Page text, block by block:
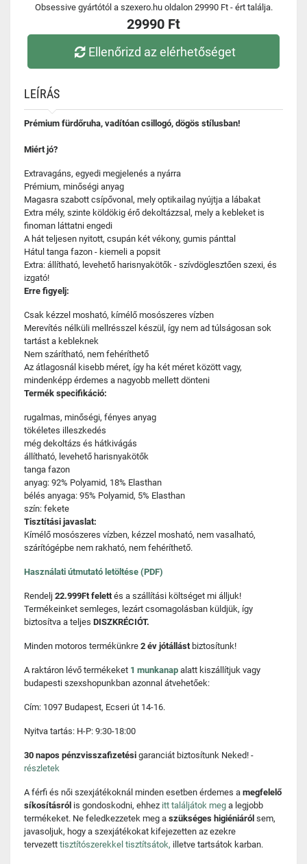
Obsessive gyártótól a szexero.hu oldalon 29990 Ft - ért találja.
29990 Ft
Ellenőrizd az elérhetőséget
LEÍRÁS
Prémium fürdőruha, vadítóan csillogó, dögös stílusban!
Miért jó?
Extravagáns, egyedi megjelenés a nyárra
Prémium, minőségi anyag
Magasra szabott csípővonal, mely optikailag nyújtja a lábakat
Extra mély, szinte köldökig érő dekoltázzsal, mely a kebleket is
finoman láttatni engedi
A hát teljesen nyitott, csupán két vékony, gumis pánttal
Hátul tanga fazon - kiemeli a popsit
Extra: állítható, levehető harisnyakötők - szívdöglesztően szexi, és
izgató!
Erre figyelj:
Csak kézzel mosható, kímélő mosószeres vízben
Merevítés nélküli mellrésszel készül, így nem ad túlságosan sok
tartást a kebleknek
Nem szárítható, nem fehéríthető
Az átlagosnál kisebb méret, így ha két méret között vagy,
mindenképp érdemes a nagyobb mellett dönteni
Termék specifikáció:
rugalmas, minőségi, fényes anyag
tökéletes illeszkedés
még dekoltázs és hátkivágás
állítható, levehető harisnyakötők
tanga fazon
anyag: 92% Polyamid, 18% Elasthan
bélés anyaga: 95% Polyamid, 5% Elasthan
szín: fekete
Tisztítási javaslat:
Kímélő mosószeres vízben, kézzel mosható, nem vasalható,
szárítógépbe nem rakható, nem fehéríthető.
Használati útmutató letöltése (PDF)
Rendelj 22.999Ft felettés a szállítási költséget mi álljuk!
Termékeinket semleges, lezárt csomagolásban küldjük, így
biztosítva a teljes DISZKRÉCIÓT.
Minden motoros termékünkre 2 év jótállást biztosítunk!
A raktáron lévő termékeket 1 munkanap alatt kiszállítjuk vagy
budapesti szexshopunkban azonnal átvehetőek:
Cím: 1097 Budapest, Ecseri út 14-16.
Nyitva tartás: H-P: 9:30-18:00
30 napos pénzvisszafizetési garanciát biztosítunk Neked! -
részletek
A férfi és női szexjátékoknál minden esetben érdemes a megfelelő
síkosításról is gondoskodni, ehhez itt találjátok meg a legjobb
termékeket. Ne feledkezzetek meg a szükséges higiéniáról sem,
javasoljuk, hogy a szexjátékokat kifejezetten az ezekre
tervezett tisztítószerekkel tisztítsátok, illetve tartsátok karban.